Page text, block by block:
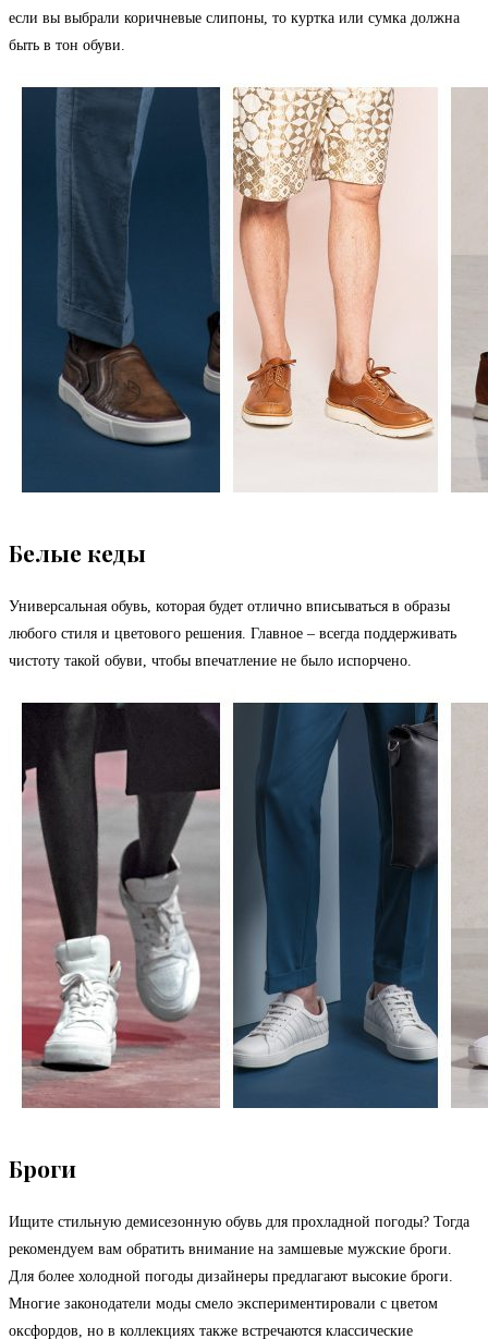
если вы выбрали коричневые слипоны, то куртка или сумка должна
быть в тон обуви.
Белые кеды
Универсальная обувь, которая будет отлично вписываться в образы
любого стиля и цветового решения. Главное – всегда поддерживать
чистоту такой обуви, чтобы впечатление не было испорчено.
Броги
Ищите стильную демисезонную обувь для прохладной погоды? Тогда
рекомендуем вам обратить внимание на замшевые мужские броги.
Для более холодной погоды дизайнеры предлагают высокие броги.
Многие законодатели моды смело экспериментировали с цветом
оксфордов, но в коллекциях также встречаются классические